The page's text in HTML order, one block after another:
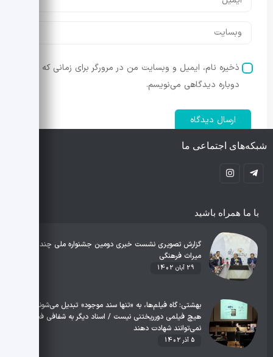
ذخیره نام، ایمیل و وبسایت من در مرورگر برای زمانی که
دوباره دیدگاهی می‌نویسم.
شبکه‌های اجتماعی ما
با ما همراه باشید
گزارش تصویری نشست خبری دومین جشنواره ملی چند رسانه‌ای
میراث فرهنگی
29 آبان 1402
بهشتی: گاه فیلم‌ها، به «تنها سند موجود» تبدیل می‌شوند /
هیچ فیلمی دورریختنی نیست / اسناد دیگر به شفافی فیلم
نمی‌توانند شهادت دهند
5 آذر 1402